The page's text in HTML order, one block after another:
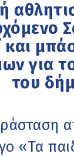
για
του
«Τα